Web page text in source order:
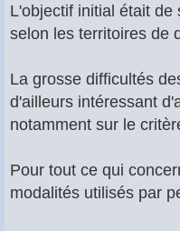
L'objectif initial était
selon les territoires de
La grosse difficultés
d'ailleurs intéressant
notamment sur le
Pour tout ce qui
modalités utilisés par